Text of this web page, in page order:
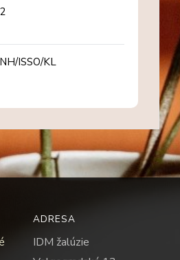
2
NH/ISSO/KL
ADRESA
IDM žalúzie